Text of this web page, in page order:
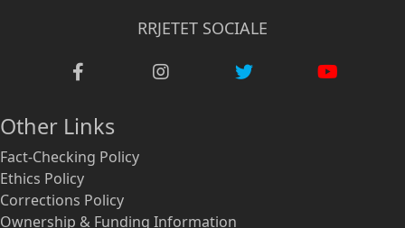
RRJETET SOCIALE
Other Links
Fact-Checking Policy
Ethics Policy
Corrections Policy
Ownership & Funding Information